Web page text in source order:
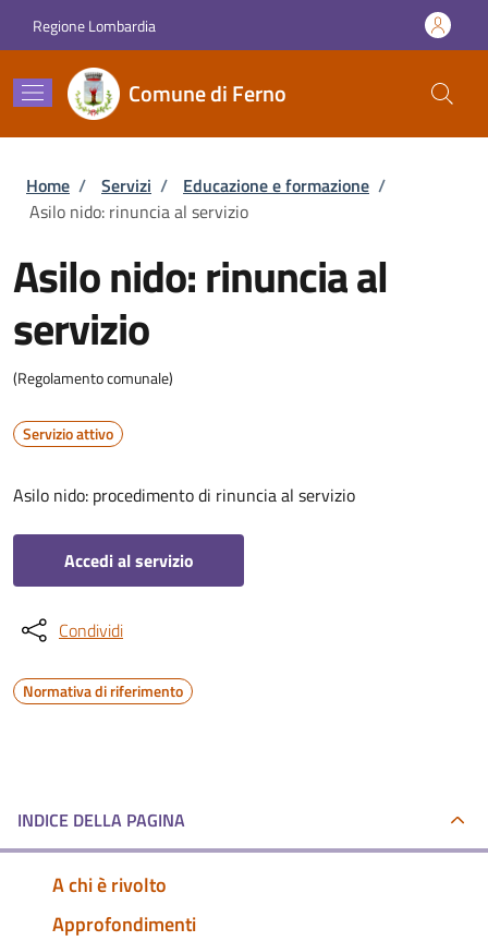
Regione Lombardia
Comune di Ferno
Briciole di pane
Home / Servizi / Educazione e formazione /
Asilo nido: rinuncia al servizio
Asilo nido: rinuncia al
servizio
(Regolamento comunale)
Servizio attivo
Asilo nido: procedimento di rinuncia al servizio
Accedi al servizio
Condividi
Normativa di riferimento
INDICE DELLA PAGINA
A chi è rivolto
Approfondimenti